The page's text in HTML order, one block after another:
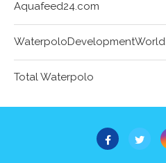
Aquafeed24.com
WaterpoloDevelopmentWorld
Total Waterpolo